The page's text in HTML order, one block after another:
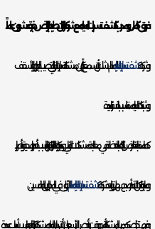
فريق كامل ومدرب لـ كشف تسربات المياه مع شركة اركان طيبة بالرياض خبرة عشرون عاماً
و شركةكشف تسربات المياهبالدمام لاشك بأن نسمع كثيراً عن مشكلة تسربات المياه التي تصيب الجدران والأسقف
وشبكات المياه مما تسبب لنا خسائر عديدة
كما مما تجعلنا نتعرض للتكاليف الباهظة في معالجة مشكلات المباني وديكورات المنازل، كما إنها تسبب أضرار صحية وأضرار
و مادية، ولكن الآمر أصبح سهل بتواجد شركةكشف تسربات المياه بالدمامالأولى في المجال بين المنافسين.
و فهي تخلصكم من المشكلة بأسرع وقت وبأرخص الأسعار، حيث أن تسربات المياه مشكلة كبيرة تواجهنا بسبب أسباب عديدة